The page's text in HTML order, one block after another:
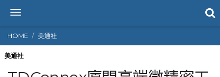
T
g
g
l
n
HOME 美通社
美通社